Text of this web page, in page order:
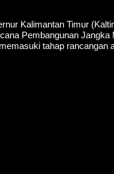
Kalimantan Timur
Pembangunan
tahap rancangan